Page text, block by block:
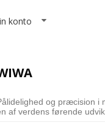
konto
og præcision i
af verdens førende